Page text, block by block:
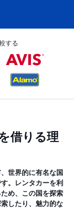
する
借りる理
世界的に有名な国
。レンタカーを利
め、この国を探索
したり、魅力的な